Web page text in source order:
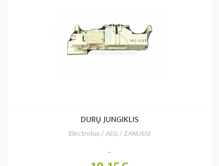
DURŲ JUNGIKLIS
Electrolux / AEG / ZANUSSI
..